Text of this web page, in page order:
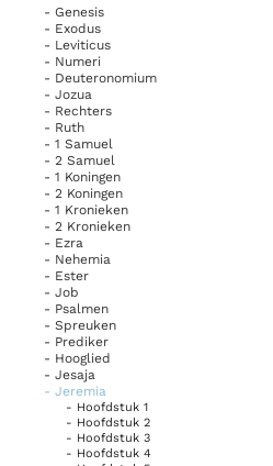
Berichten
Denzinger
- Genesis
- Exodus
- Leviticus
- Numeri
- Deuteronomium
- Jozua
- Rechters
- Ruth
- 1 Samuel
- 2 Samuel
- 1 Koningen
- 2 Koningen
- 1 Kronieken
- 2 Kronieken
- Ezra
- Nehemia
- Ester
- Job
- Psalmen
- Spreuken
- Prediker
- Hooglied
- Jesaja
- Jeremia
- Hoofdstuk 1
- Hoofdstuk 2
- Hoofdstuk 3
- Hoofdstuk 4